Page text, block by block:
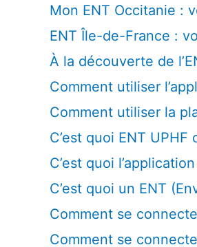
Mon ENT Occitanie :
ENT Île-de-France :
À la découverte de
Comment utiliser
Comment utiliser la
C’est quoi ENT
C’est quoi
C’est quoi un ENT
Comment se
Comment se